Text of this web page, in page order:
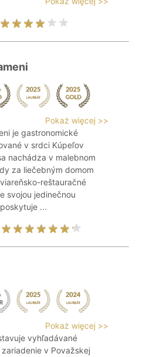
Pokaż więcej >>
je gastronomické
v srdci Kúpeľov
nachádza v malebnom
za liečebným domom
reštauračné
svojou jedinečnou
...
Pokaż więcej >>
vyhľadávané
v Považskej